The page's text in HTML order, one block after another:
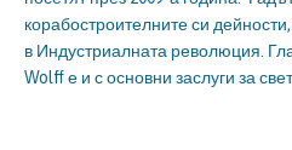
корабостроителните си
в Индустриалната революция.
Wolff е и с основни заслуги за